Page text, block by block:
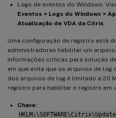
Logs de eventos do Windows.
Eventos > Logs do Windows >
Atualização de VDA da Citrix
Uma configuração de registro está
administradores habilitar um
informações críticas para solução
em que evita que os arquivos de log
dos arquivos de log é limitado a 20
registro para habilitar o registro em
Chave: